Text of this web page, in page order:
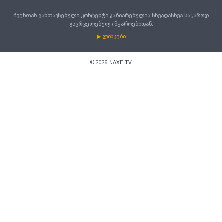
ჩვენთან განთავსებული კონტენტი გაზიარებულია სხვადასხვა საჯაროდ
გავრცელებული წყაროებიდან.
▶ ლინკები
© 2026 NAXE.TV